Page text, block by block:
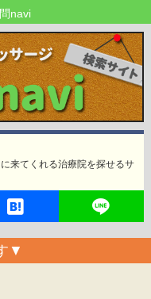
navi
来てくれる治療院を探せるサ
▼